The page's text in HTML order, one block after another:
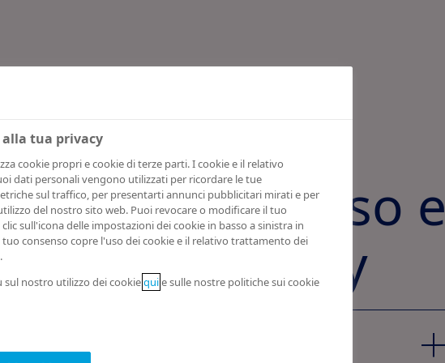
di consenso e
sulla privacy
tua privacy
cookie propri e cookie di terze parti. I cookie e il relativo
dati personali vengono utilizzati per ricordare le tue
sul traffico, per presentarti annunci pubblicitari mirati e per
del nostro sito web. Puoi revocare o modificare il tuo
sull'icona delle impostazioni dei cookie in basso a sinistra in
consenso copre l'uso dei cookie e il relativo trattamento dei
sul nostro utilizzo dei cookiequie sulle nostre politiche sui cookie